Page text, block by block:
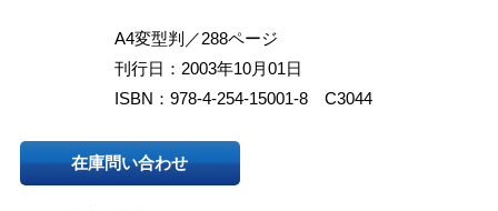
A4変型判／288ページ
刊行日：2003年10月01日
ISBN：978-4-254-15001-8 C3044
在庫問い合わせ